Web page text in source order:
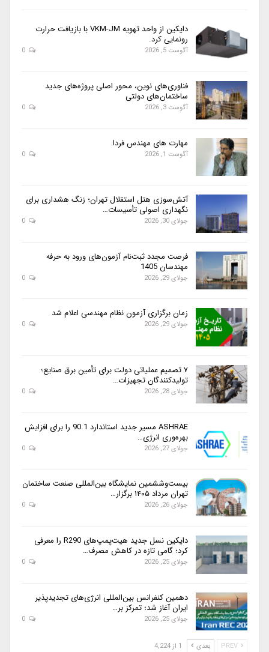
دایکین از واحد تهویه VKM-JM با بازیافت حرارت
رونمایی کرد.
آگوست 5, 2026
فناوری‌های نوین، محور اصلی پروژه‌های جدید
ساختمان‌های دولتی
آگوست 3, 2026
مهارت های مهندس فردا
آگوست 1, 2026
آتش‌سوزی هتل استقلال تهران؛ زنگ هشداری برای
نگهداری اصولی تأسیسات…
جولای 30, 2026
فرصت مجدد ثبت‌نام آزمون‌های ورود به حرفه
مهندسان 1405
جولای 29, 2026
زمان برگزاری آزمون نظام مهندسی اعلام شد
جولای 29, 2026
۷ تصمیم عملیاتی دولت برای تأمین برق صنایع؛
تولیدکنندگان تجهیزات…
جولای 28, 2026
ASHRAE مسیر جدید استاندارد 90.1 را برای افزایش
بهره‌وری انرژی…
جولای 27, 2026
بیست‌وششمین نمایشگاه بین‌المللی صنعت ساختمان
تهران مرداد ۱۴۰۵ برگزار…
جولای 26, 2026
دایکین نسل جدید هیت‌پمپ‌های R290 را معرفی
کرد؛ گامی تازه در کاهش مصرف…
جولای 25, 2026
دهمین کنفرانس بین‌المللی انرژی‌های تجدیدپذیر
ایران آغاز شد؛ تمرکز بر…
جولای 25, 2026
بعدی 1 از 4,224